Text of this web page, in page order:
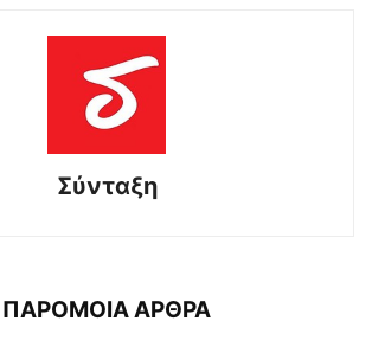
Σύνταξη
ΠΑΡΟΜΟΙΑ ΑΡΘΡΑ